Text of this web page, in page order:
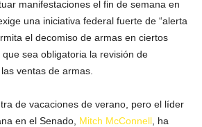
manifestaciones el fin de semana en
una iniciativa federal fuerte de “alerta
el decomiso de armas en ciertos
sea obligatoria la revisión de
ventas de armas.
de vacaciones de verano, pero el líder
en el Senado, Mitch McConnell , ha